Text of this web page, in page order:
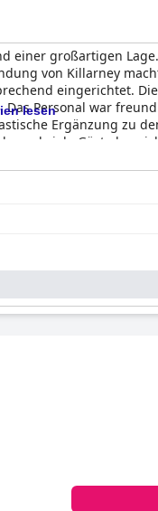
dem Jeep
einer großartigen
von Killarney
eingerichtet.
Personal war
Ergänzung zu
und viele Gäste
lesen